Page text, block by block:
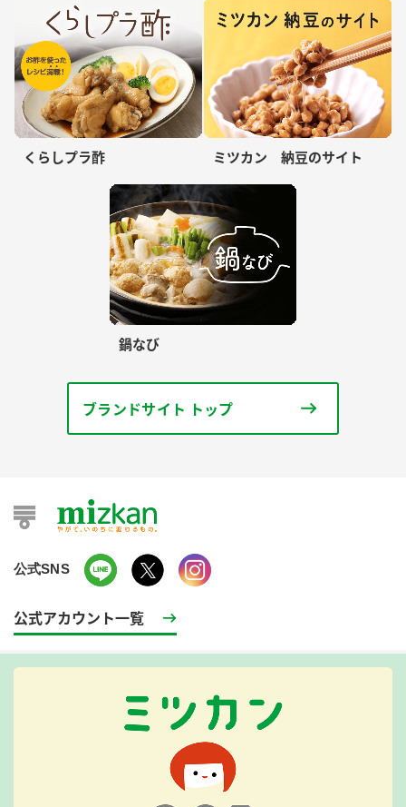
くらしプラ酢 ミツカン 納豆のサイト
鍋なび
ブランドサイト トップ
公式SNS
公式アカウント一覧